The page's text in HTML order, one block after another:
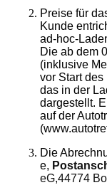
Preise für
Kunde
ad-hoc-
Die ab dem
(inklusive
vor Start
das in der
dargestellt.
auf der
Die
e,
eG,44774